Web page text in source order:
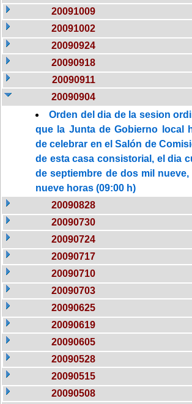
20091009
20091002
20090924
20090918
20090911
20090904
Orden del dia de la sesion
que la Junta de Gobierno local
de celebrar en el Salón de
de esta casa consistorial, el dia
de septiembre de dos mil nueve,
nueve horas (09:00 h)
20090828
20090730
20090724
20090717
20090710
20090703
20090625
20090619
20090605
20090528
20090515
20090508